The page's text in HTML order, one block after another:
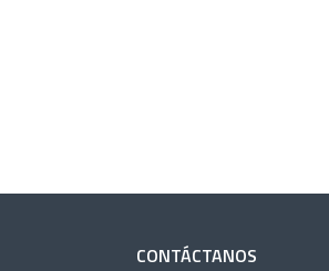
CONTÁCTANOS